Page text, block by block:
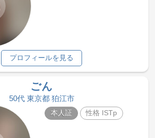
プロフィールを見る
ごん
50代 東京都 狛江市
本人証 性格 ISTp